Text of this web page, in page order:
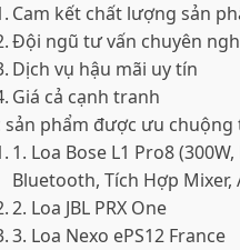
Cam kết chất lượng sản
Đội ngũ tư vấn chuyên
Dịch vụ hậu mãi uy tín
Giá cả cạnh tranh
sản phẩm được ưu
1. Loa Bose L1 Pro8
Bluetooth, Tích Hợp Mixer,
2. Loa JBL PRX One
3. Loa Nexo ePS12 France